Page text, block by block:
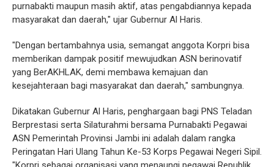
purnabakti maupun masih aktif, atas pengabdiannya kepada
masyarakat dan daerah," ujar Gubernur Al Haris.
"Dengan bertambahnya usia, semangat anggota Korpri bisa
memberikan dampak positif mewujudkan ASN berinovatif
yang BerAKHLAK, demi membawa kemajuan dan
kesejahteraan bagi masyarakat dan daerah," sambungnya.
Dikatakan Gubernur Al Haris, penghargaan bagi PNS Teladan
Berprestasi serta Silaturahmi bersama Purnabakti Pegawai
ASN Pemerintah Provinsi Jambi ini adalah dalam rangka
Peringatan Hari Ulang Tahun Ke-53 Korps Pegawai Negeri Sipil.